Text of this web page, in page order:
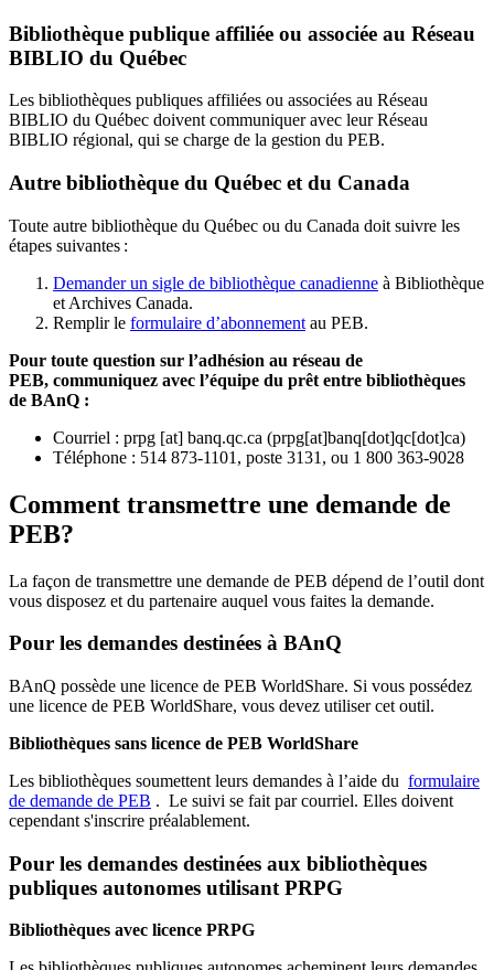
Bibliothèque publique affiliée ou associée au Réseau
BIBLIO du Québec
Les bibliothèques publiques affiliées ou associées au Réseau
BIBLIO du Québec doivent communiquer avec leur Réseau
BIBLIO régional, qui se charge de la gestion du PEB.
Autre bibliothèque du Québec et du Canada
Toute autre bibliothèque du Québec ou du Canada doit suivre les
étapes suivantes :
Demander un sigle de bibliothèque canadienne à Bibliothèque
et Archives Canada.
Remplir le formulaire d’abonnement au PEB.
Pour toute question sur l’adhésion au réseau de
PEB, communiquez avec l’équipe du prêt entre bibliothèques
de BAnQ :
Courriel : prpg [at] banq.qc.ca (prpg[at]banq[dot]qc[dot]ca)
Téléphone : 514 873-1101, poste 3131, ou 1 800 363-9028
Comment transmettre une demande de
PEB?
La façon de transmettre une demande de PEB dépend de l’outil dont
vous disposez et du partenaire auquel vous faites la demande.
Pour les demandes destinées à BAnQ
BAnQ possède une licence de PEB WorldShare. Si vous possédez
une licence de PEB WorldShare, vous devez utiliser cet outil.
Bibliothèques sans licence de PEB WorldShare
Les bibliothèques soumettent leurs demandes à l’aide du formulaire
de demande de PEB . Le suivi se fait par courriel. Elles doivent
cependant s'inscrire préalablement.
Pour les demandes destinées aux bibliothèques
publiques autonomes utilisant PRPG
Bibliothèques avec licence PRPG